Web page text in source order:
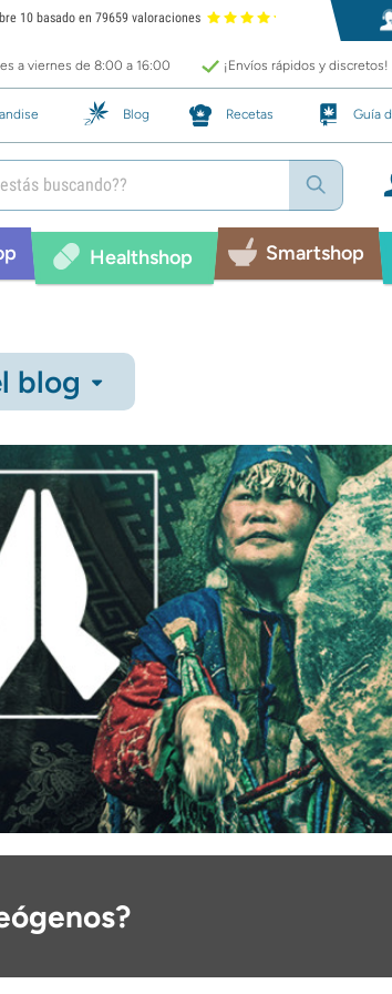
10 basado en 79659 valoraciones
a viernes de 8:00 a 16:00 ¡Envíos rápidos y discretos!
Blog Recetas Guía
Healthshop Smartshop
blog